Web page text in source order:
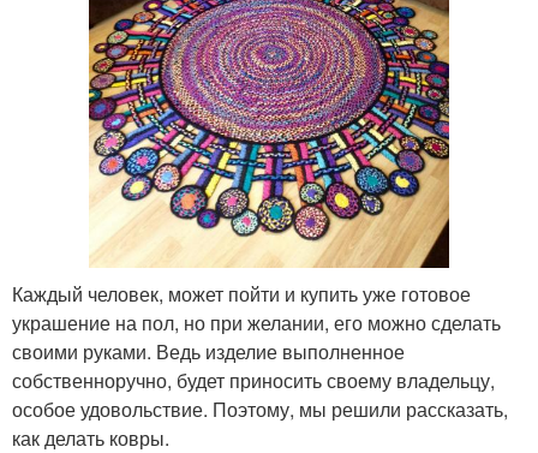
Каждый человек, может пойти и купить уже готовое
украшение на пол, но при желании, его можно сделать
своими руками. Ведь изделие выполненное
собственноручно, будет приносить своему владельцу,
особое удовольствие. Поэтому, мы решили рассказать,
как делать ковры.